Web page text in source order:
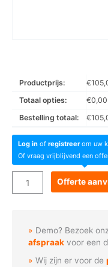
Productprijs: €
Totaal opties:
€0,00
Bestelling totaal:
€
Log in of registreerom uw
Of vraag vrijblijvend een
Goboservice
-
trompet
Offerte
Demo? Bezoek
afspraak voor een
Wij zijn er voor de